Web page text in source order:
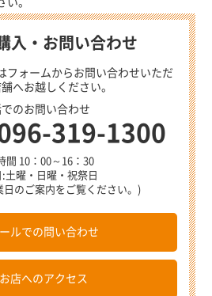
い。
入・お問い合わせ
フォームからお問い合わせいただ
へお越しください。
のお問い合わせ
319-1300
間 10：00～16：30
:土曜・日曜・祝祭日
日のご案内をご覧ください。)
ルでの問い合わせ
お店へのアクセス